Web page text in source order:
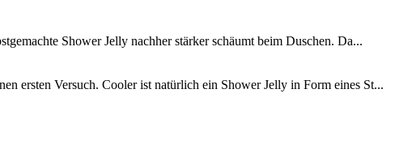
Shower Jelly nachher stärker schäumt beim Duschen. Da...
ersten Versuch. Cooler ist natürlich ein Shower Jelly in Form eines St...